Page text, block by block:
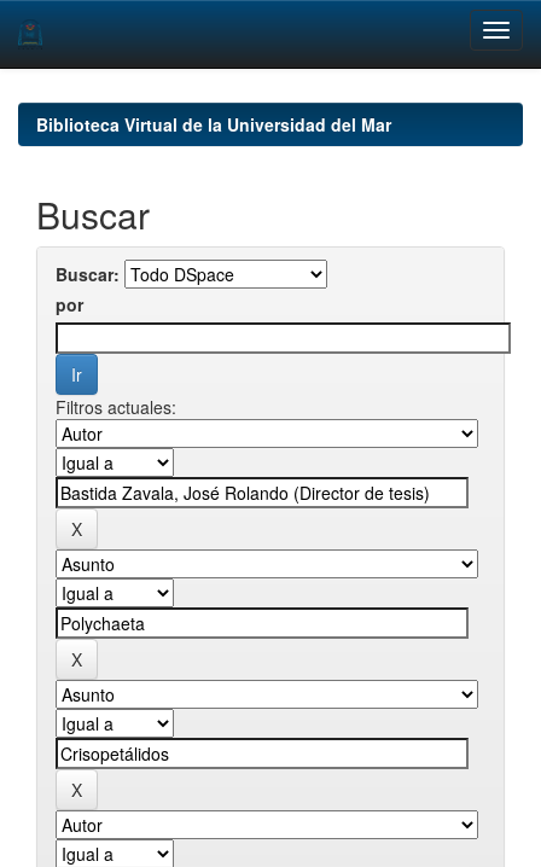
navigationBiblioteca Virtual de la Universidad del Mar
Buscar
Buscar:
por
Filtros actuales: